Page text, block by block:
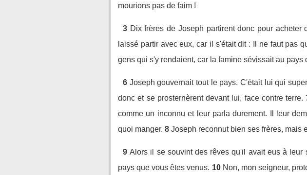
mourions pas de faim !
3 Dix frères de Joseph partirent donc pour acheter
laissé partir avec eux, car il s'était dit : Il ne faut pas
gens qui s'y rendaient, car la famine sévissait au pays
6 Joseph gouvernait tout le pays. C'était lui qui
donc et se prosternèrent devant lui, face contre terre.
comme un inconnu et leur parla durement. Il leur
quoi manger. 8 Joseph reconnut bien ses frères, mais
9 Alors il se souvint des rêves qu'il avait eus à leur
pays que vous êtes venus. 10 Non, mon seigneur,